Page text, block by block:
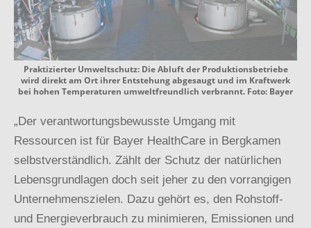
Praktizierter Umweltschutz: Die Abluft der Produktionsbetriebe
wird direkt am Ort ihrer Entstehung abgesaugt und im Kraftwerk
bei hohen Temperaturen umweltfreundlich verbrannt. Foto: Bayer
„Der verantwortungsbewusste Umgang mit
Ressourcen ist für Bayer HealthCare in Bergkamen
selbstverständlich. Zählt der Schutz der natürlichen
Lebensgrundlagen doch seit jeher zu den vorrangigen
Unternehmenszielen. Dazu gehört es, den Rohstoff-
und Energieverbrauch zu minimieren, Emissionen und